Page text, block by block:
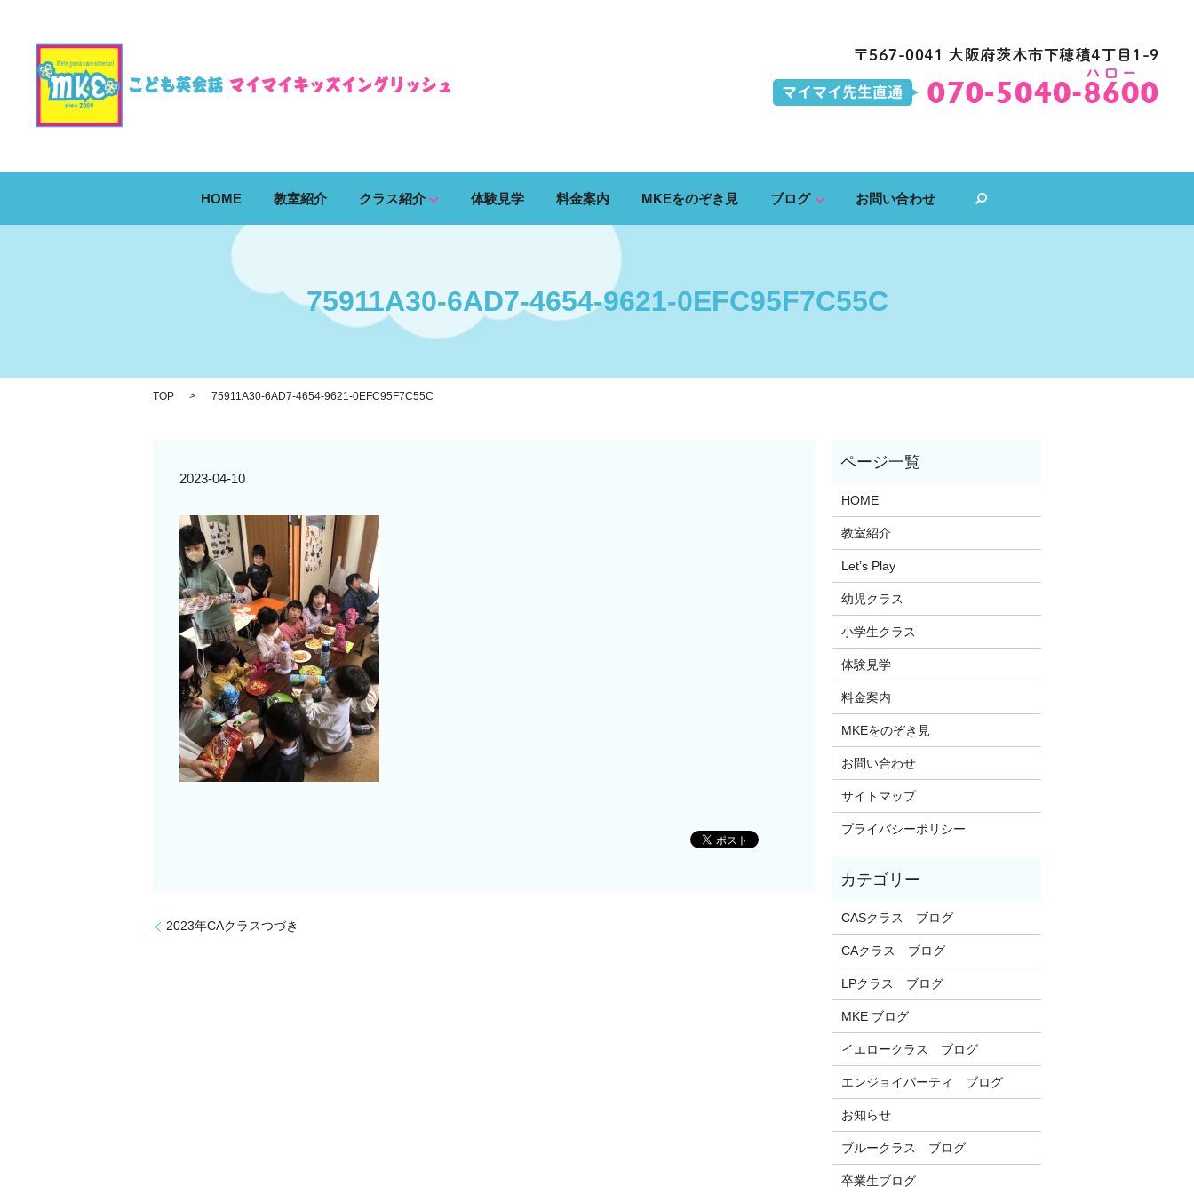
HOME 教室紹介 クラス紹介 体験見学 料金案内 MKEをのぞき見 ブログ お問い合わせ
75911A30-6AD7-4654-9621-0EFC95F7C55C
TOP 75911A30-6AD7-4654-9621-0EFC95F7C55C
2023-04-10
2023年CAクラスつづき
HOME
教室紹介
Let’s Play
幼児クラス
小学生クラス
体験見学
料金案内
MKEをのぞき見
お問い合わせ
サイトマップ
プライバシーポリシー
CASクラス ブログ
CAクラス ブログ
LPクラス ブログ
MKE ブログ
イエロークラス ブログ
エンジョイパーティ ブログ
お知らせ
ブルークラス ブログ
卒業生ブログ